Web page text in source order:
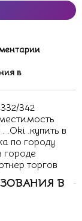
в
342
.Oki .купить в
по городу
городе
торгов
В